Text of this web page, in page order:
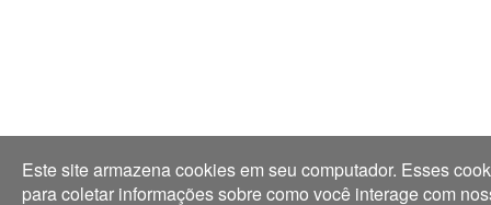
Este site armazena cookies em seu computador. Esses
para coletar informações sobre como você interage com